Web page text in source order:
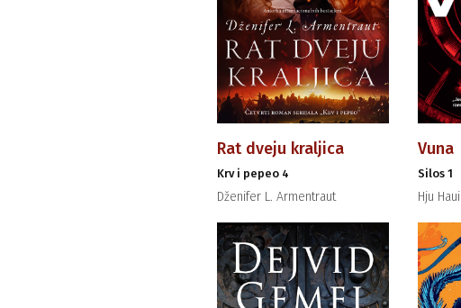
Rat dveju kraljica
Krv i pepeo 4
Dženifer L. Armentraut
Vuna
Silos 1
Hju Haui